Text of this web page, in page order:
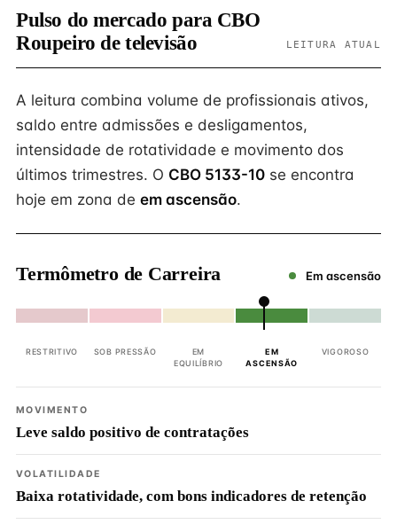
Pulso do mercado para CBO
Roupeiro de televisão
LEITURA ATUAL
A leitura combina volume de profissionais ativos,
saldo entre admissões e desligamentos,
intensidade de rotatividade e movimento dos
últimos trimestres. O CBO 5133-10 se encontra
hoje em zona de em ascensão.
Termômetro de Carreira Em ascensão
RESTRITIVO SOB PRESSÃO
EM
EQUILÍBRIO
EM
ASCENSÃO
VIGOROSO
MOVIMENTO
Leve saldo positivo de contratações
VOLATILIDADE
Baixa rotatividade, com bons indicadores de retenção